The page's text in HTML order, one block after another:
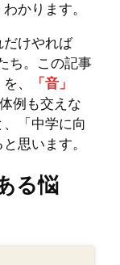
かります。
だけやれば
ち。この記事
、
「音」
例も交えな
「中学に向
思います。
る悩